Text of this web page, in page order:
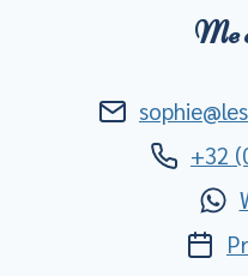
Me
+32